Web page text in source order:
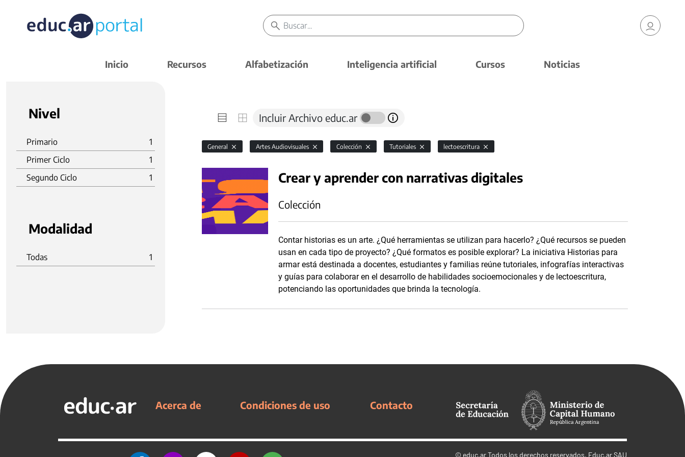
Inicio Recursos Alfabetización Inteligencia artificial Cursos Noticias
Nivel
Primario
1
Primer Ciclo
1
Segundo Ciclo
1
Modalidad
Todas 1
Incluir Archivo educ.ar
General Artes Audiovisuales Colección Tutoriales lectoescritura
Crear y aprender con narrativas digitales
Colección
Contar historias es un arte. ¿Qué herramientas se utilizan para hacerlo? ¿Qué recursos se pueden
usan en cada tipo de proyecto? ¿Qué formatos es posible explorar? La iniciativa Historias para
armar está destinada a docentes, estudiantes y familias reúne tutoriales, infografías interactivas
y guías para colaborar en el desarrollo de habilidades socioemocionales y de lectoescritura,
potenciando las oportunidades que brinda la tecnología.
Acerca de Condiciones de uso Contacto
© educ.arTodos los derechos reservados. Educ.ar SAU